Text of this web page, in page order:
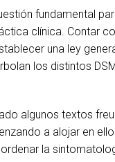
fundamental
clínica. Contar
una ley
los distintos
algunos textos
a alojar en
la